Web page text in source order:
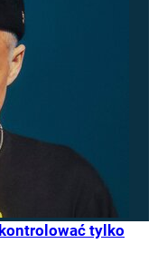
tylko